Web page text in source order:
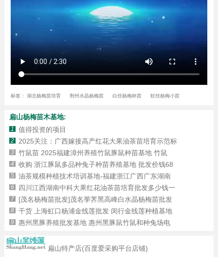
标签： 湖北杨梅苗培育 荆州水晶杨梅苗 白丝杨梅杯苗 软丝杨梅小苗
扁山杨梅苗木基地:
1 值得投资的项目
2 2025关注：广西嫁接高产红花大果油茶苗培育示范标
3 竹鼠苗 2025福建漳州养殖竹鼠豚鼠种苗基地 竹鼠
4 收购 浙江豚鼠多品种兔子种苗养殖基地 批发价钱68
5 油茶规模种植技术培训基地-福建浙江广西广东湖南
6 四川江西湖南中科大果红花油茶苗培育批发多少钱一
7 [茂名杨梅苗批发]茂名荸荠黑高峰白水晶杨梅苗批发
8 干货 上海虹口杨浦金线莲批发 闵行金线莲种植基地
9 惠州黑豚养殖批发基地 惠州黑豚鼠竹鼠和种兔场电
扁山特产店(百度爱采购平台店铺)